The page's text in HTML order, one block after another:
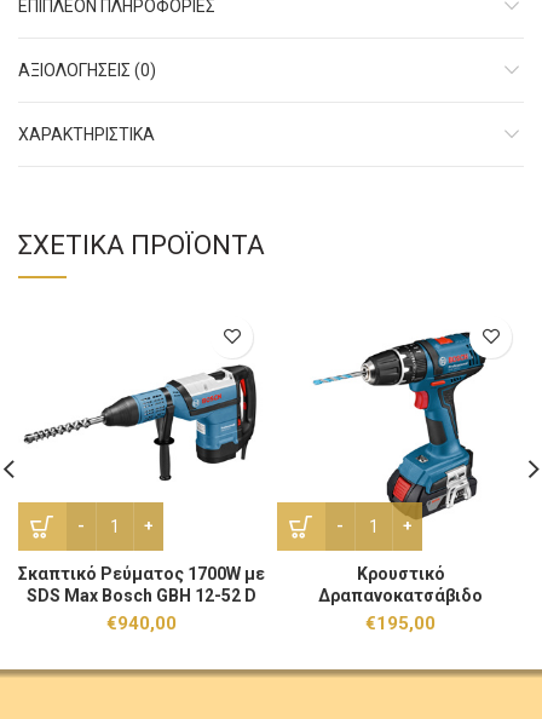
ΕΠΙΠΛΈΟΝ ΠΛΗΡΟΦΟΡΊΕΣ
ΑΞΙΟΛΟΓΉΣΕΙΣ (0)
ΧΑΡΑΚΤHΡΙΣΤΙΚΑ
ΣΧΕΤΙΚΆ ΠΡΟΪΌΝΤΑ
Σκαπτικό Ρεύματος 1700W με SDS Max Bosch GBH 12-52
Σκαπτικό Ρεύματος 1700W με
SDS Max Bosch GBH 12-52 D
Professional 0611266100
€940,00
Κρουστικό
Κρουστικό
Δραπανοκατσάβιδο
Μπαταρίας Bosch GSB 18V-
2LI 18V με Μπαταρίες 2τεμ x
€195,00